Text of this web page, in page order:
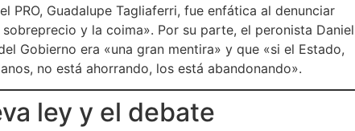
PRO, Guadalupe Tagliaferri, fue enfática al denunciar
y la coima». Por su parte, el peronista Daniel
Gobierno era «una gran mentira» y que «si el Estado,
no está ahorrando, los está abandonando».
ley y el debate